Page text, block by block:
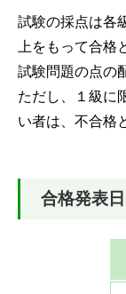
試験の採点は各
上をもって合格
試験問題の点の
ただし、１級に
い者は、不合格
合格発表日